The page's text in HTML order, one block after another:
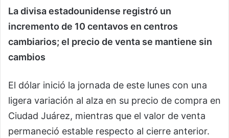
La divisa estadounidense registró un
incremento de 10 centavos en centros
cambiarios; el precio de venta se mantiene sin
cambios
El dólar inició la jornada de este lunes con una
ligera variación al alza en su precio de compra en
Ciudad Juárez, mientras que el valor de venta
permaneció estable respecto al cierre anterior.